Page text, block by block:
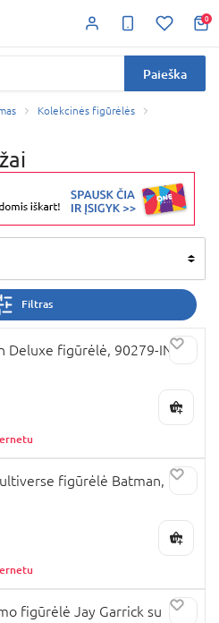
0
Paieška
Kolekcinės figūrėlės
Filtras
Deluxe figūrėlė, 90279-INT
figūrėlė Batman,
figūrėlė Jay Garrick su